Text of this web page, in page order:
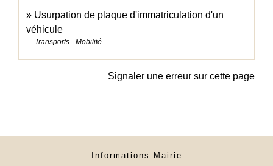
Usurpation de plaque d'immatriculation d'un
véhicule
Transports - Mobilité
Signaler une erreur sur cette page
Informations Mairie